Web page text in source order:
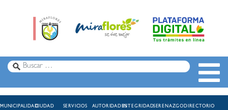
MUNICIPALIDADCIUDAD SERVICIOS AUTORIDADESINTEGRIDADSERENAZGODIRECTORIO